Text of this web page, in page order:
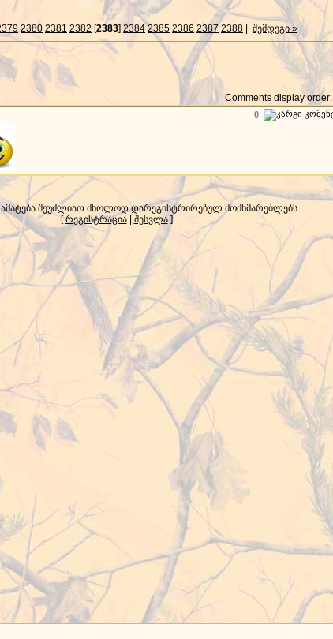
2380 2381 2382 [2383] 2384 2385 2386 2387 2388 შემდეგი »
Comments display order:
0
შეუძლიათ მხოლოდ დარეგისტრირებულ მომხმარებლებს
[რეგისტრაცია| შესვლა]